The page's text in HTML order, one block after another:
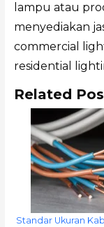
lampu atau
menyediakan
commercial
residential
Related
Standar Ukuran